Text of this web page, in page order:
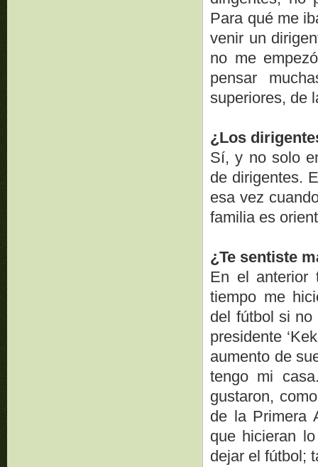
Para qué me
venir un
no me
pensar
superiores, de
¿Los
Sí, y no solo
de dirigentes.
esa vez
familia es
¿Te sentiste
En el anterior
tiempo me
del fútbol si
presidente
aumento de
tengo mi
gustaron,
de la Primera
que hicieran
dejar el fútbol;